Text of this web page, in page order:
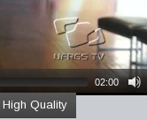
02:00
High Quality